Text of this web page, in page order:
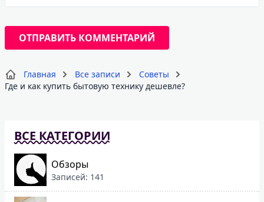
Главная Все записи
Советы
Где и как купить бытовую технику дешевле?
ВСЕ КАТЕГОРИИ
Обзоры
Записей: 141